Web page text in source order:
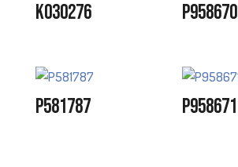
K030276 P958670
P581787 P958671